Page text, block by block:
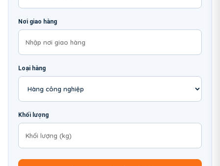
Nơi giao hàng
Loại hàng
Khối lượng